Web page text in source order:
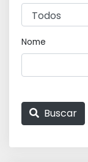
Nome
Buscar